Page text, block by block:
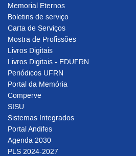
Memorial Eternos
Boletins de serviço
Carta de Serviços
Mostra de Profissões
Livros Digitais
Livros Digitais - EDUFRN
Periódicos UFRN
Portal da Memória
Comperve
SISU
Sistemas Integrados
Portal Andifes
Agenda 2030
PLS 2024-2027